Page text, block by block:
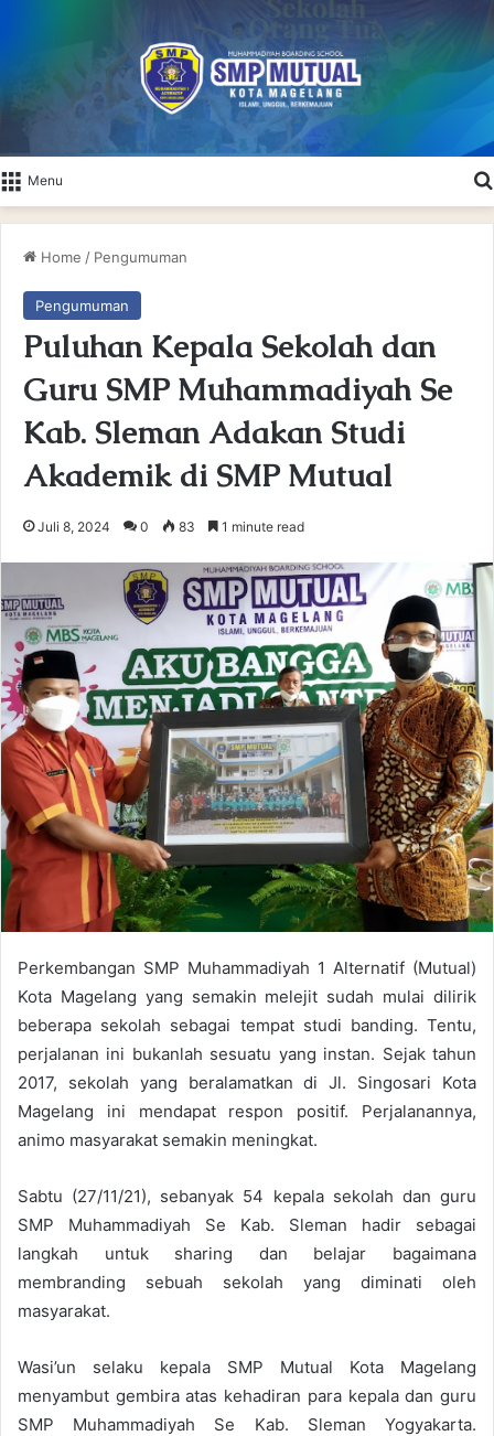
Menu
Home / Pengumuman
Pengumuman
Puluhan Kepala Sekolah dan
Guru SMP Muhammadiyah Se
Kab. Sleman Adakan Studi
Akademik di SMP Mutual
Juli 8, 2024 0 83 1 minute read
Perkembangan SMP Muhammadiyah 1 Alternatif (Mutual)
Kota Magelang yang semakin melejit sudah mulai dilirik
beberapa sekolah sebagai tempat studi banding. Tentu,
perjalanan ini bukanlah sesuatu yang instan. Sejak tahun
2017, sekolah yang beralamatkan di Jl. Singosari Kota
Magelang ini mendapat respon positif. Perjalanannya,
animo masyarakat semakin meningkat.
Sabtu (27/11/21), sebanyak 54 kepala sekolah dan guru
SMP Muhammadiyah Se Kab. Sleman hadir sebagai
langkah untuk sharing dan belajar bagaimana
membranding sebuah sekolah yang diminati oleh
masyarakat.
Wasi’un selaku kepala SMP Mutual Kota Magelang
menyambut gembira atas kehadiran para kepala dan guru
SMP Muhammadiyah Se Kab. Sleman Yogyakarta.